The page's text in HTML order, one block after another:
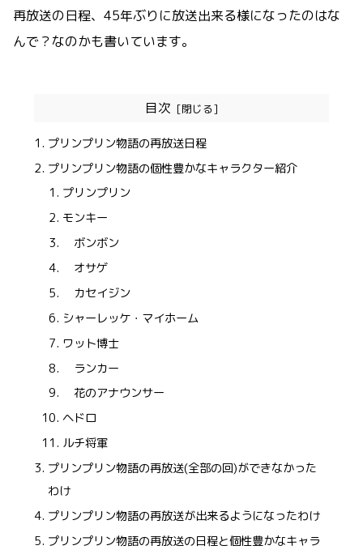
再放送の日程、45年ぶりに放送出来る様になったのはな
んで？なのかも書いています。
目次
プリンプリン物語の再放送日程
プリンプリン物語の個性豊かなキャラクター紹介
プリンプリン
モンキー
ボンボン
オサゲ
カセイジン
シャーレッケ・マイホーム
ワット博士
ランカー
花のアナウンサー
ヘドロ
ルチ将軍
プリンプリン物語の再放送(全部の回)ができなかった
わけ
プリンプリン物語の再放送が出来るようになったわけ
プリンプリン物語の再放送の日程と個性豊かなキャラ